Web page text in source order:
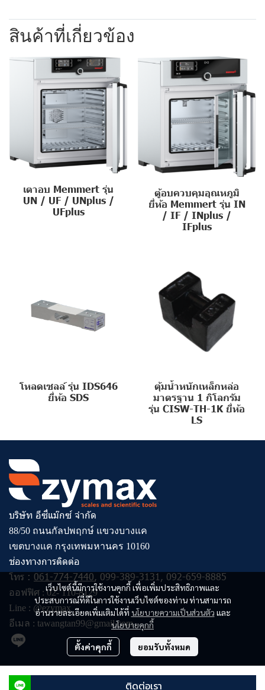
สินค้าที่เกี่ยวข้อง
เตาอบ Memmert รุ่น
UN / UF / UNplus /
UFplus
ตู้อบควบคุมอุณหภูมิ
ยี่ห้อ Memmert รุ่น IN
/ IF / INplus /
IFplus
โหลดเซลล์ รุ่น IDS646
ยี่ห้อ SDS
ตุ้มน้ำหนักเหล็กหล่อ
มาตรฐาน 1 กิโลกรัม
รุ่น CISW-TH-1K ยี่ห้อ
LS
ติดต่อเรา
เว็บไซต์นี้มีการใช้งานคุกกี้ เพื่อเพิ่มประสิทธิภาพและ
ประสบการณ์ที่ดีในการใช้งานเว็บไซต์ของท่าน ท่านสามารถ
อ่านรายละเอียดเพิ่มเติมได้ที่ นโยบายความเป็นส่วนตัว และ
นโยบายคุกกี้
ตั้งค่าคุกกี้ ยอมรับทั้งหมด
บริษัท อีซี่แม๊กซ์ จำกัด
88/50 ถนนกัลปพฤกษ์ แขวงบางแค
เขตบางแค กรุงเทพมหานคร 10160
ช่องทางการติดต่อ
โทร : 061-774-7440, 099-389-3131, 092-659-8885
ออฟฟิศ :02- 110-8129
Line : @ezymax
อีเมล : tawangtan99@gmail.com